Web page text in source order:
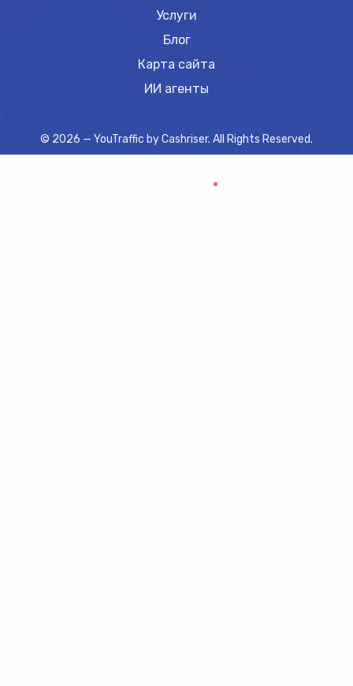
Услуги
Блог
Карта сайта
ИИ агенты
© 2026 — YouTraffic byCashriser. All Rights Reserved.